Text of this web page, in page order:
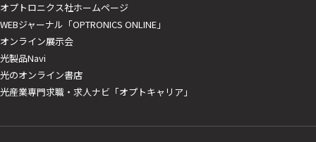
オプトロニクス社ホームページ
WEBジャーナル「OPTRONICS ONLINE」
オンライン展示会
光製品Navi
光のオンライン書店
光産業専門求職・求人ナビ「オプトキャリア」